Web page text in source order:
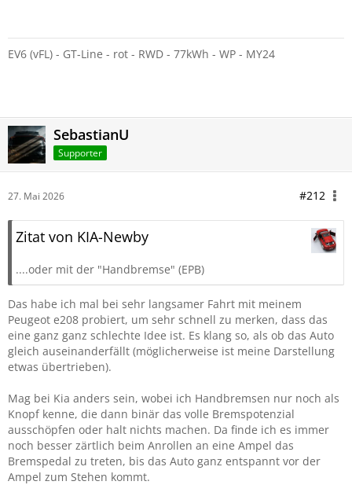
EV6 (vFL) - GT-Line - rot - RWD - 77kWh - WP - MY24
SebastianU
Supporter
27. Mai 2026 #212
Zitat von KIA-Newby
....oder mit der "Handbremse" (EPB)
Das habe ich mal bei sehr langsamer Fahrt mit meinem
Peugeot e208 probiert, um sehr schnell zu merken, dass das
eine ganz ganz schlechte Idee ist. Es klang so, als ob das Auto
gleich auseinanderfällt (möglicherweise ist meine Darstellung
etwas übertrieben).
Mag bei Kia anders sein, wobei ich Handbremsen nur noch als
Knopf kenne, die dann binär das volle Bremspotenzial
ausschöpfen oder halt nichts machen. Da finde ich es immer
noch besser zärtlich beim Anrollen an eine Ampel das
Bremspedal zu treten, bis das Auto ganz entspannt vor der
Ampel zum Stehen kommt.